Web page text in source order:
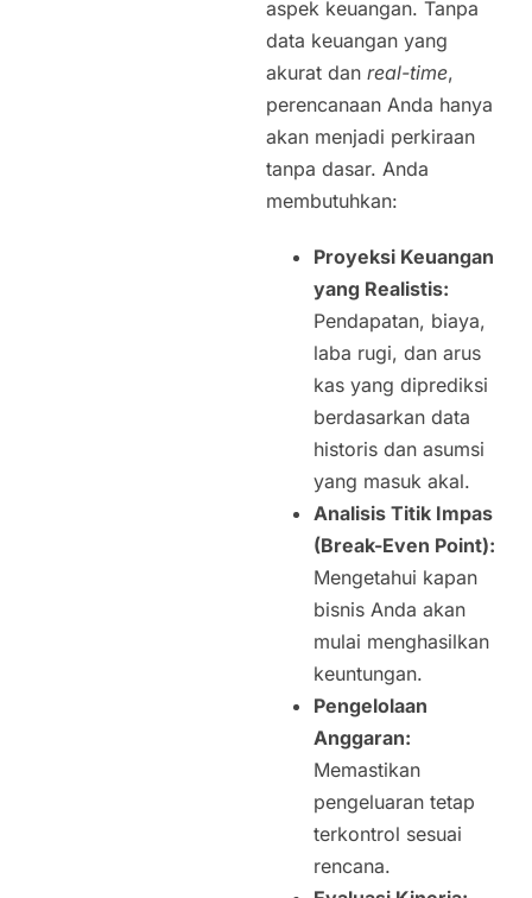
aspek keuangan. Tanpa
data keuangan yang
akurat dan real-time,
perencanaan Anda hanya
akan menjadi perkiraan
tanpa dasar. Anda
membutuhkan:
Proyeksi Keuangan
yang Realistis:
Pendapatan, biaya,
laba rugi, dan arus
kas yang diprediksi
berdasarkan data
historis dan asumsi
yang masuk akal.
Analisis Titik Impas
(Break-Even Point):
Mengetahui kapan
bisnis Anda akan
mulai menghasilkan
keuntungan.
Pengelolaan
Anggaran:
Memastikan
pengeluaran tetap
terkontrol sesuai
rencana.